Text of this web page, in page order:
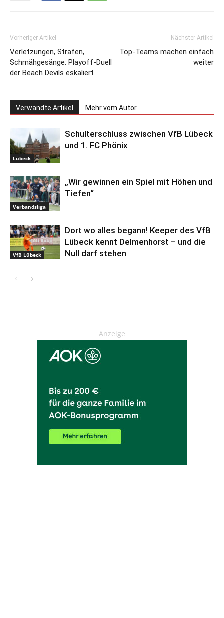
Vorheriger Artikel
Verletzungen, Strafen,
Schmähgesänge: Playoff-Duell
der Beach Devils eskaliert
Nächster Artikel
Top-Teams machen einfach
weiter
Verwandte Artikel Mehr vom Autor
Lübeck
Schulterschluss zwischen VfB Lübeck
und 1. FC Phönix
Verbandsliga
„Wir gewinnen ein Spiel mit Höhen und
Tiefen“
VfB Lübeck
Dort wo alles begann! Keeper des VfB
Lübeck kennt Delmenhorst – und die
Null darf stehen
Anzeige